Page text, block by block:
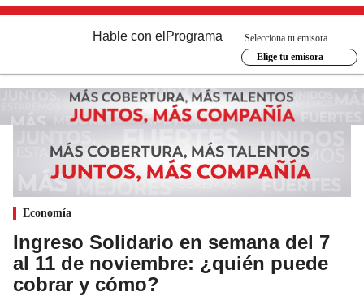
Hable con el Programa
Selecciona tu emisora
Elige tu emisora
Economía
Ingreso Solidario en semana del 7
al 11 de noviembre: ¿quién puede
cobrar y cómo?